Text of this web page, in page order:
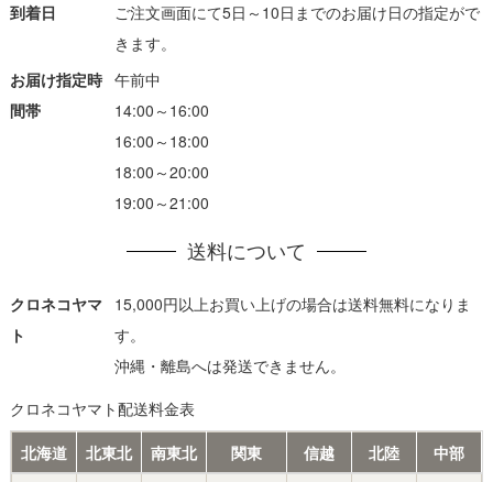
到着日
ご注文画面にて5日～10日までのお届け日の指定がで
きます。
お届け指定時
間帯
午前中
14:00～16:00
16:00～18:00
18:00～20:00
19:00～21:00
送料について
クロネコヤマ
ト
15,000円以上お買い上げの場合は送料無料になりま
す。
沖縄・離島へは発送できません。
クロネコヤマト配送料金表
北海道
北東北 南東北 関東 信越 北陸
中部